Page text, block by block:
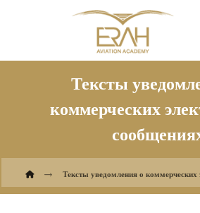
Тексты
коммерческих
Тексты уведомления о коммерческих